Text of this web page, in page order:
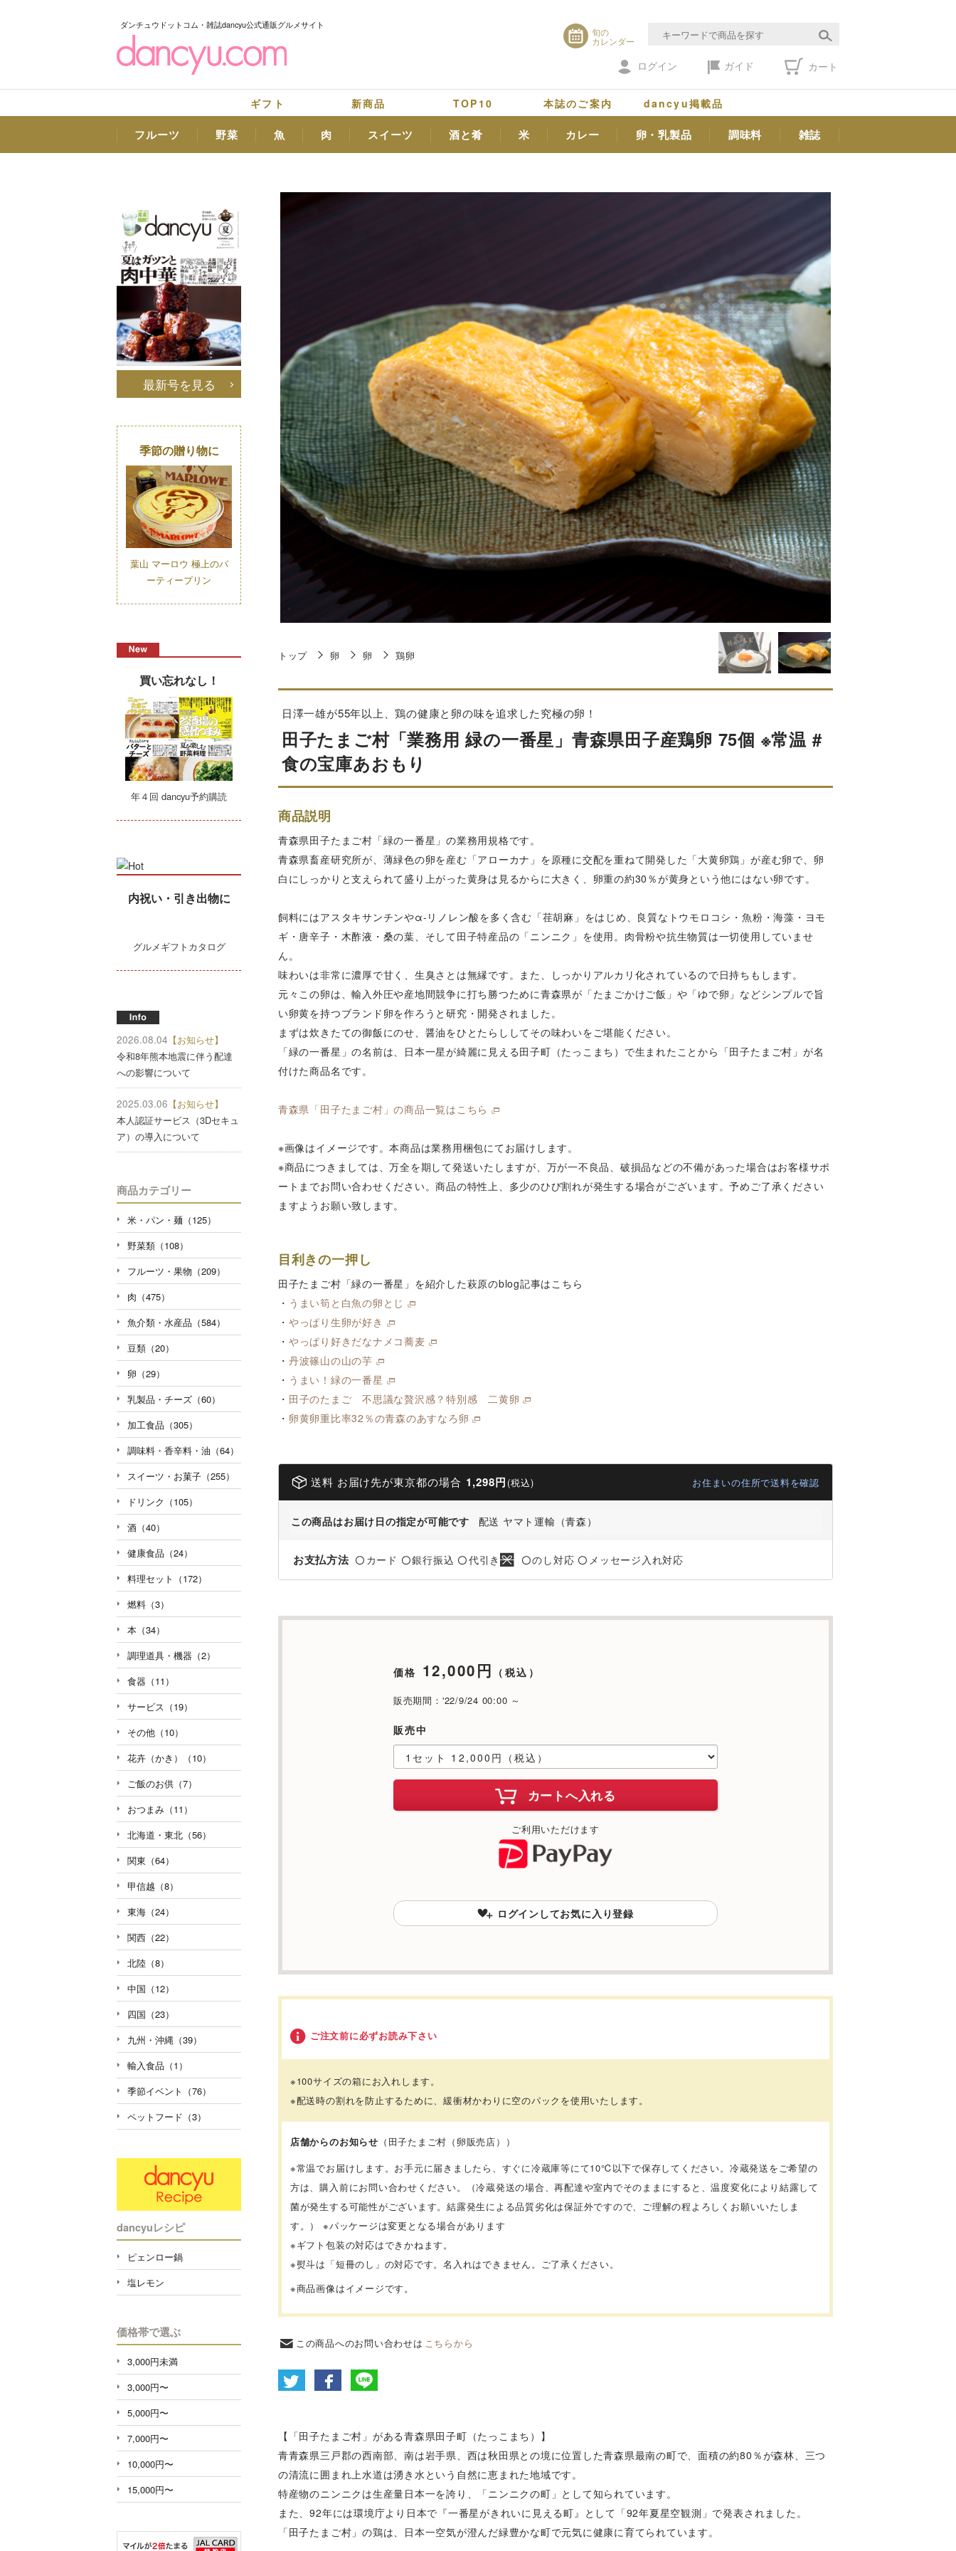
ダンチュウドットコム・雑誌dancyu公式通販グルメサイト
旬の
カレンダー
ログイン ガイド カート
ギフト 新商品 TOP10 本誌のご案内 dancyu掲載品
フルーツ 野菜 魚 肉 スイーツ 酒と肴 米 カレー 卵・乳製品 調味料 雑誌
トップ 卵 卵 鶏卵
日澤一雄が55年以上、鶏の健康と卵の味を追求した究極の卵！
田子たまご村「業務用 緑の一番星」青森県田子産鶏卵 75個 ※常温 #
食の宝庫あおもり
商品説明
青森県田子たまご村「緑の一番星」の業務用規格です。
青森県畜産研究所が、薄緑色の卵を産む「アローカナ」を原種に交配を重ねて開発した「大黄卵鶏」が産む卵で、卵
白にしっかりと支えられて盛り上がった黄身は見るからに大きく、卵重の約30％が黄身という他にはない卵です。
飼料にはアスタキサンチンやα-リノレン酸を多く含む「荏胡麻」をはじめ、良質なトウモロコシ・魚粉・海藻・ヨモ
ギ・唐辛子・木酢液・桑の葉、そして田子特産品の「ニンニク」を使用。肉骨粉や抗生物質は一切使用していませ
ん。
味わいは非常に濃厚で甘く、生臭さとは無縁です。また、しっかりアルカリ化されているので日持ちもします。
元々この卵は、輸入外圧や産地間競争に打ち勝つために青森県が「たまごかけご飯」や「ゆで卵」などシンプルで旨
い卵黄を持つブランド卵を作ろうと研究・開発されました。
まずは炊きたての御飯にのせ、醤油をひとたらししてその味わいをご堪能ください。
「緑の一番星」の名前は、日本一星が綺麗に見える田子町（たっこまち）で生まれたことから「田子たまご村」が名
付けた商品名です。
青森県「田子たまご村」の商品一覧はこちら
※画像はイメージです。本商品は業務用梱包にてお届けします。
※商品につきましては、万全を期して発送いたしますが、万が一不良品、破損品などの不備があった場合はお客様サポ
ートまでお問い合わせください。商品の特性上、多少のひび割れが発生する場合がございます。予めご了承ください
ますようお願い致します。
目利きの一押し
田子たまご村「緑の一番星」を紹介した萩原のblog記事はこちら
・ うまい筍と白魚の卵とじ
・ やっぱり生卵が好き
・ やっぱり好きだなナメコ蕎麦
・ 丹波篠山の山の芋
・ うまい！緑の一番星
・ 田子のたまご 不思議な贅沢感？特別感 二黄卵
・ 卵黄卵重比率32％の青森のあすなろ卵
送料 お届け先が東京都の場合 1,298円 (税込) お住まいの住所で送料を確認
この商品はお届け日の指定が可能です 配送 ヤマト運輸（青森）
お支払方法 〇 カード 〇銀行振込 〇代引き 〇のし対応 〇 メッセージ入れ対応
価格 12,000円 （税込）
販売期間：'22/9/24 00:00 ～
販売中
カートへ入れる
ご利用いただけます
ログインしてお気に入り登録
ご注文前に必ずお読み下さい
※100サイズの箱にお入れします。
※配送時の割れを防止するために、緩衝材かわりに空のパックを使用いたします。
店舗からのお知らせ （田子たまご村（卵販売店））
※常温でお届けします。お手元に届きましたら、すぐに冷蔵庫等にて10℃以下で保存してください。冷蔵発送をご希望の
方は、購入前にお問い合わせください。（冷蔵発送の場合、再配達や室内でそのままにすると、温度変化により結露して
菌が発生する可能性がございます。結露発生による品質劣化は保証外ですので、ご理解の程よろしくお願いいたしま
す。） ※パッケージは変更となる場合があります
※ギフト包装の対応はできかねます。
※熨斗は「短冊のし」の対応です。名入れはできません。ご了承ください。
※商品画像はイメージです。
この商品へのお問い合わせは こちらから
【「田子たまご村」がある青森県田子町（たっこまち）】
青青森県三戸郡の西南部、南は岩手県、西は秋田県との境に位置した青森県最南の町で、面積の約80％が森林、三つ
の清流に囲まれ上水道は湧き水という自然に恵まれた地域です。
特産物のニンニクは生産量日本一を誇り、「ニンニクの町」として知られています。
また、92年には環境庁より日本で『一番星がきれいに見える町』として「92年夏星空観測」で発表されました。
「田子たまご村」の鶏は、日本一空気が澄んだ緑豊かな町で元気に健康に育てられています。
最新号を見る
季節の贈り物に
葉山 マーロウ 極上のパ
ーティープリン
買い忘れなし！
年４回 dancyu予約購読
内祝い・引き出物に
グルメギフトカタログ
2026.08.04 【お知らせ】
令和8年熊本地震に伴う配達
への影響について
2025.03.06 【お知らせ】
本人認証サービス（3Dセキュ
ア）の導入について
商品カテゴリー
米・パン・麺（125）
野菜類（108）
フルーツ・果物（209）
肉（475）
魚介類・水産品（584）
豆類（20）
卵（29）
乳製品・チーズ（60）
加工食品（305）
調味料・香辛料・油（64）
スイーツ・お菓子（255）
ドリンク（105）
酒（40）
健康食品（24）
料理セット（172）
燃料（3）
本（34）
調理道具・機器（2）
食器（11）
サービス（19）
その他（10）
花卉（かき）（10）
ご飯のお供（7）
おつまみ（11）
北海道・東北（56）
関東（64）
甲信越（8）
東海（24）
関西（22）
北陸（8）
中国（12）
四国（23）
九州・沖縄（39）
輸入食品（1）
季節イベント（76）
ペットフード（3）
dancyuレシピ
ピェンロー鍋
塩レモン
価格帯で選ぶ
3,000円未満
3,000円〜
5,000円〜
7,000円〜
10,000円〜
15,000円〜